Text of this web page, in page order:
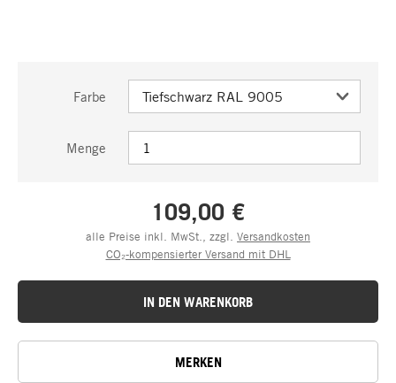
Farbe
Menge
109,00 €
alle Preise inkl. MwSt., zzgl. Versandkosten
CO₂-kompensierter Versand mit DHL
IN DEN WARENKORB
MERKEN